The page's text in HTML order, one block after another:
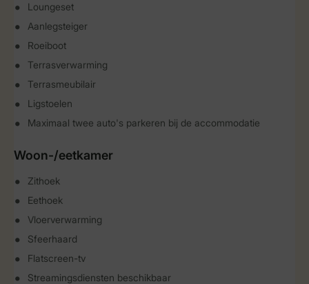
Loungeset
Aanlegsteiger
Roeiboot
Terrasverwarming
Terrasmeubilair
Ligstoelen
Maximaal twee auto's parkeren bij de accommodatie
Woon-/eetkamer
Zithoek
Eethoek
Vloerverwarming
Sfeerhaard
Flatscreen-tv
Streamingsdiensten beschikbaar